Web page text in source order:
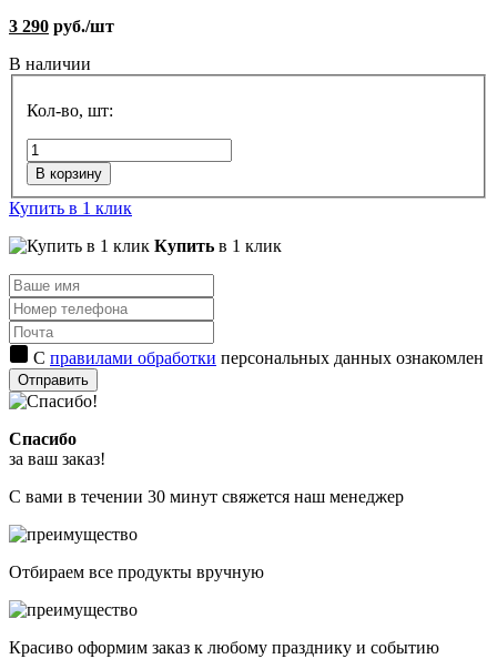
3 290 руб./шт
В наличии
Кол-во, шт:
В корзину
Купить в 1 клик
Купить в 1 клик
С правилами обработки персональных данных ознакомлен
Отправить
Спасибо
за ваш заказ!
С вами в течении 30 минут свяжется наш менеджер
Отбираем все продукты вручную
Красиво оформим заказ к любому празднику и событию